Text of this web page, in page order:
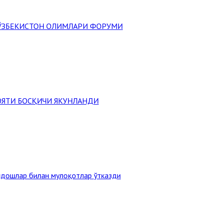
ОЛИМЛАРИ ФОРУМИ
БОСҚИЧИ ЯКУНЛАНДИ
билан мулоқотлар ўтказди